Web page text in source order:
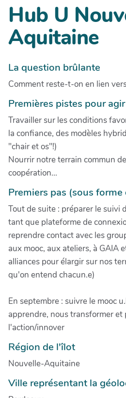
Hub U
Aquitaine
La question brûlante
Comment reste-t-on en lien
Premières pistes pour
Travailler sur les conditions
la confiance, des modèles
"chair et os"!)
Nourrir notre terrain commun
coopération...
Premiers pas (sous forme
Tout de suite : préparer le suivi
tant que plateforme de
reprendre contact avec les
aux mooc, aux ateliers, à GAIA
alliances pour élargir sur nos
qu'on entend chacun.e)
En septembre : suivre le mooc
apprendre, nous transformer et
l'action/innover
Région de l'îlot
Nouvelle-Aquitaine
Ville représentant la